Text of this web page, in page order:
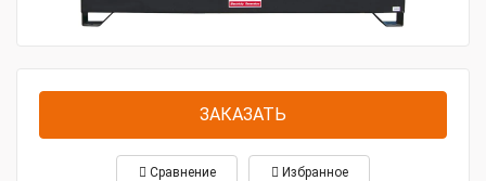
ЗАКАЗАТЬ
Сравнение Избранное